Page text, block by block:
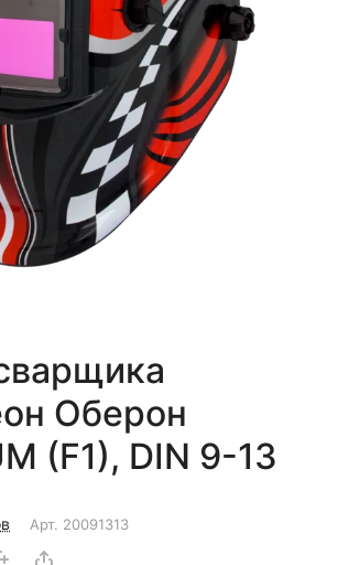
Оберон
(F1), DIN 9-13
Арт. 20091313